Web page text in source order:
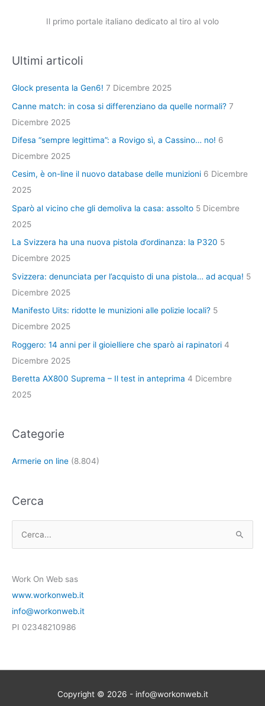
Il primo portale italiano dedicato al tiro al volo
Ultimi articoli
Glock presenta la Gen6! 7 Dicembre 2025
Canne match: in cosa si differenziano da quelle normali? 7
Dicembre 2025
Difesa “sempre legittima”: a Rovigo sì, a Cassino… no! 6
Dicembre 2025
Cesim, è on-line il nuovo database delle munizioni 6 Dicembre
2025
Sparò al vicino che gli demoliva la casa: assolto 5 Dicembre
2025
La Svizzera ha una nuova pistola d’ordinanza: la P320 5
Dicembre 2025
Svizzera: denunciata per l’acquisto di una pistola… ad acqua! 5
Dicembre 2025
Manifesto Uits: ridotte le munizioni alle polizie locali? 5
Dicembre 2025
Roggero: 14 anni per il gioielliere che sparò ai rapinatori 4
Dicembre 2025
Beretta AX800 Suprema – Il test in anteprima 4 Dicembre
2025
Categorie
Armerie on line (8.804)
Cerca
c
a
:
Work On Web sas
www.workonweb.it
info@workonweb.it
PI 02348210986
Copyright © 2026 - info@workonweb.it